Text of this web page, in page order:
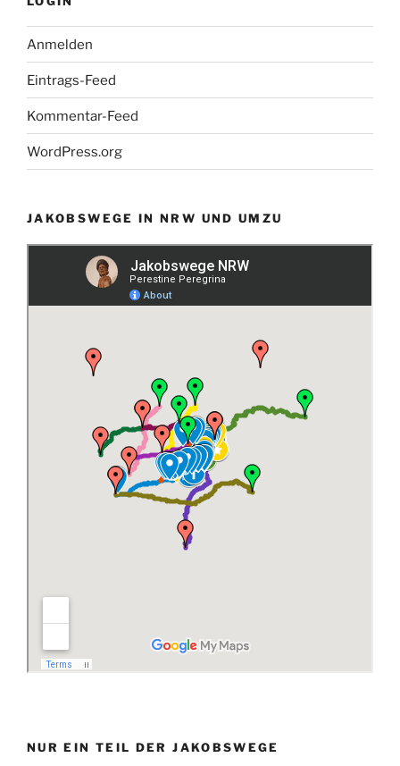
Anmelden
Eintrags-Feed
Kommentar-Feed
WordPress.org
JAKOBSWEGE IN NRW UND UMZU
NUR EIN TEIL DER JAKOBSWEGE